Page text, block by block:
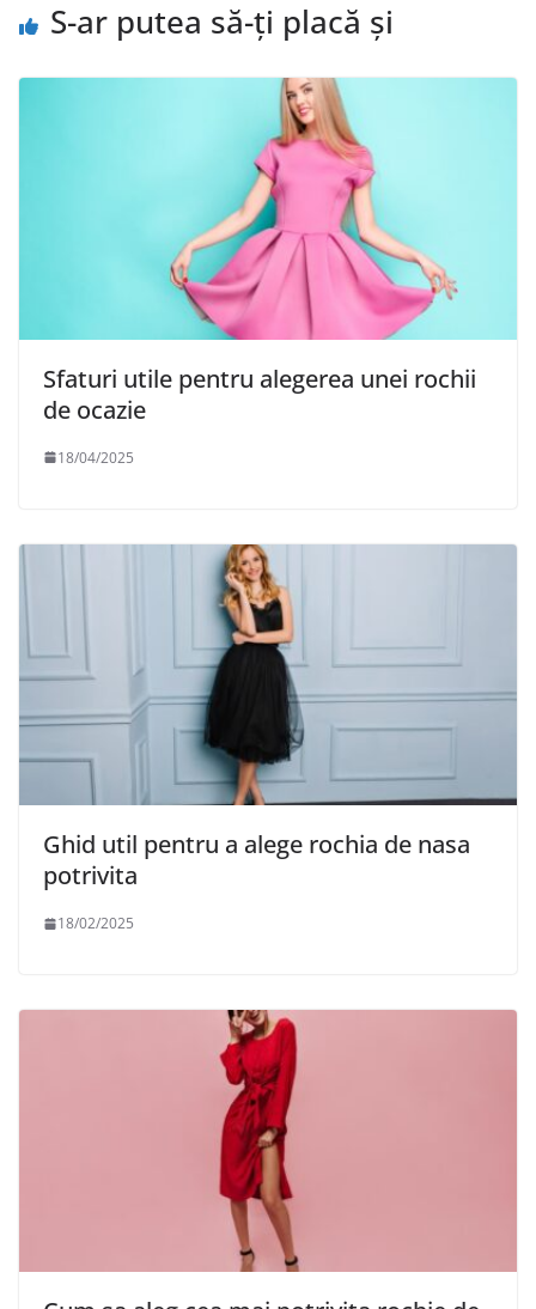
S-ar putea să-ți placă și
Sfaturi utile pentru alegerea unei rochii
de ocazie
18/04/2025
Ghid util pentru a alege rochia de nasa
potrivita
18/02/2025